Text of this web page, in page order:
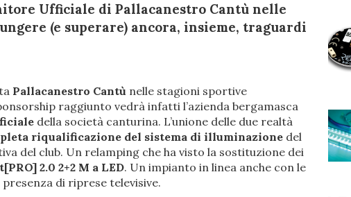
Ufficiale di Pallacanestro Cantù nelle
(e superare) ancora, insieme, traguardi
Pallacanestro Cantù nelle stagioni sportive
raggiunto vedrà infatti l’azienda bergamasca
della società canturina. L’unione delle due realtà
riqualificazione del sistema di illuminazione del
del club. Un relamping che ha visto la sostituzione dei
2.0 2+2 M a LED. Un impianto in linea anche con le
di riprese televisive.